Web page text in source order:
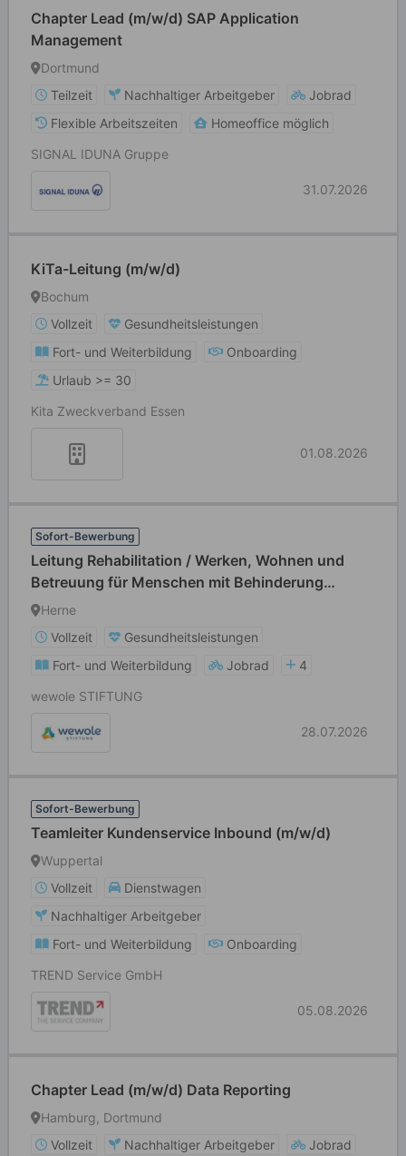
Chapter Lead (m/w/d) SAP Application
Management
Dortmund
Teilzeit
Nachhaltiger Arbeitgeber
Jobrad
Flexible Arbeitszeiten
Homeoffice möglich
SIGNAL IDUNA Gruppe
31.07.2026
KiTa-Leitung (m/w/d)
Bochum
Vollzeit
Gesundheitsleistungen
Fort- und Weiterbildung
Onboarding
Urlaub >= 30
Kita Zweckverband Essen
01.08.2026
Sofort-Bewerbung
Leitung Rehabilitation / Werken, Wohnen und
Betreuung für Menschen mit Behinderung
(m/w/d)
Herne
Vollzeit
Gesundheitsleistungen
Fort- und Weiterbildung
Jobrad
4
wewole STIFTUNG
28.07.2026
Sofort-Bewerbung
Teamleiter Kundenservice Inbound (m/w/d)
Wuppertal
Vollzeit
Dienstwagen
Nachhaltiger Arbeitgeber
Fort- und Weiterbildung
Onboarding
TREND Service GmbH
05.08.2026
Chapter Lead (m/w/d) Data Reporting
Hamburg, Dortmund
Vollzeit
Nachhaltiger Arbeitgeber Jobrad